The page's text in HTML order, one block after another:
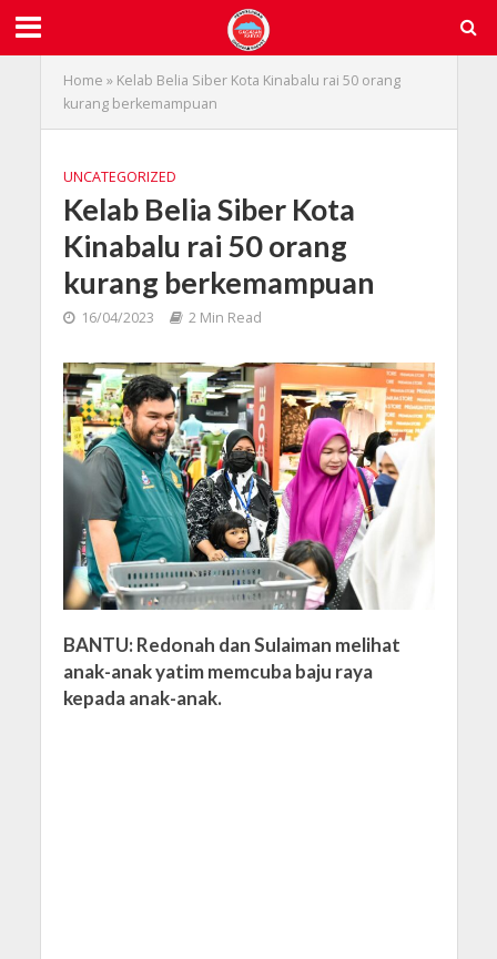
Home » Kelab Belia Siber Kota Kinabalu rai 50 orang
kurang berkemampuan
UNCATEGORIZED
Kelab Belia Siber Kota
Kinabalu rai 50 orang
kurang berkemampuan
16/04/2023 2 Min Read
BANTU: Redonah dan Sulaiman melihat
anak-anak yatim memcuba baju raya
kepada anak-anak.